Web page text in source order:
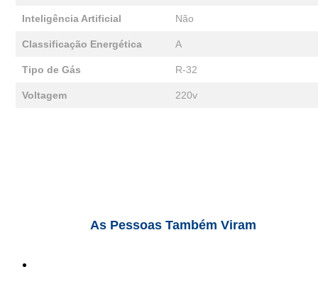
Inteligência Artificial Não
Classificação Energética A
Tipo de Gás R-32
Voltagem 220v
As Pessoas Também Viram